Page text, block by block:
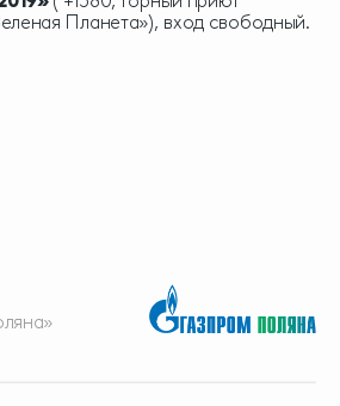
Планета»), вход свободный.